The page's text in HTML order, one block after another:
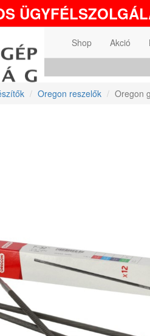
Shop Akció
Oregon reszelők Oregon